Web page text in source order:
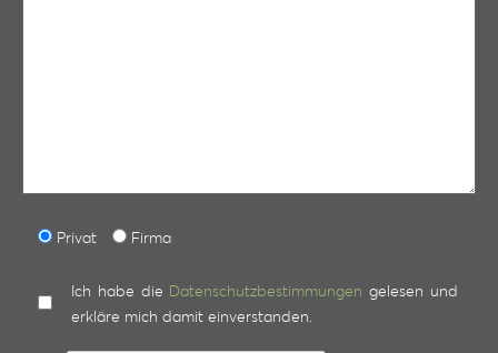
Privat Firma
Ich habe die Datenschutzbestimmungen gelesen und
erkläre mich damit einverstanden.